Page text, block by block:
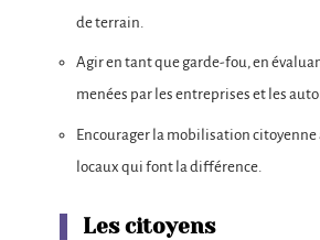
de terrain.
Agir en tant que garde-fou, en
menées par les entreprises et les
Encourager la mobilisation
locaux qui font la différence.
Les citoyens